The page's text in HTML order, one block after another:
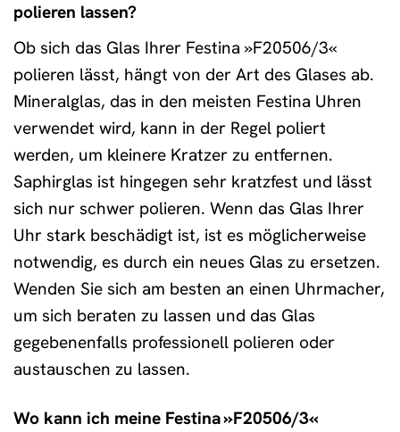
polieren lassen?
Ob sich das Glas Ihrer Festina »F20506/3«
polieren lässt, hängt von der Art des Glases ab.
Mineralglas, das in den meisten Festina Uhren
verwendet wird, kann in der Regel poliert
werden, um kleinere Kratzer zu entfernen.
Saphirglas ist hingegen sehr kratzfest und lässt
sich nur schwer polieren. Wenn das Glas Ihrer
Uhr stark beschädigt ist, ist es möglicherweise
notwendig, es durch ein neues Glas zu ersetzen.
Wenden Sie sich am besten an einen Uhrmacher,
um sich beraten zu lassen und das Glas
gegebenenfalls professionell polieren oder
austauschen zu lassen.
Wo kann ich meine Festina »F20506/3«